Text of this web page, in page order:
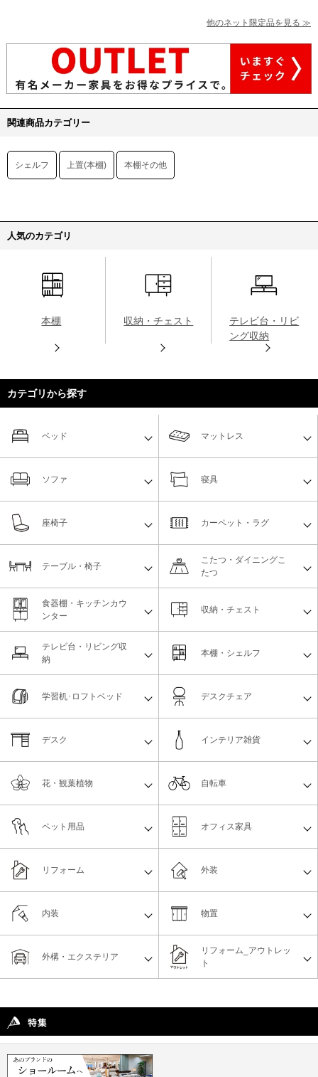
他のネット限定品を見る ≫
関連商品カテゴリー
シェルフ 上置(本棚) 本棚その他
人気のカテゴリ
本棚 収納・チェスト
テレビ台・リビ
ング収納
カテゴリから探す
ベッド マットレス
ソファ 寝具
座椅子 カーペット・ラグ
テーブル・椅子
こたつ・ダイニングこ
たつ
食器棚・キッチンカウ
ンター
収納・チェスト
テレビ台・リビング収
納
本棚・シェルフ
学習机･ロフトベッド デスクチェア
デスク インテリア雑貨
花・観葉植物 自転車
ペット用品 オフィス家具
リフォーム
リフォーム_アウトレッ
ト
物置
外構・エクステリア
外装
内装